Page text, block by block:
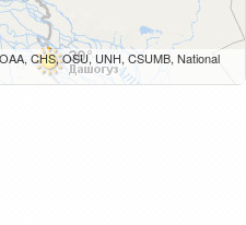
CHS, OSU, UNH, CSUMB, National